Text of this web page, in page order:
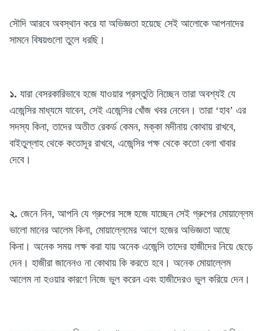
সৌদি আরবে অবস্থান করে যা অভিজ্ঞতা হয়েছে সেই আলোকে আপনাদের
সামনে বিষয়গুলো তুলে ধরছি।
১. যারা বেসরকারিভাবে হজে যাওয়ার প্রস্তুতি নিচ্ছেন তারা অবশ্যই যে
এজেন্সির মাধ্যমে যাবেন, সেই এজেন্সির খোঁজ খবর নেবেন। তারা ‘হাব’ এর
সদস্য কিনা, তাদের অতীত রেকর্ড কেমন, মক্কা মদীনায় কোথায় রাখবে,
বাইতুল্লাহ থেকে কতোদূর রাখবে, এজেন্সির পক্ষ থেকে কতো বেলা খাবার
দেবে।
২. জেনে নিন, আপনি যে গ্রুপের সঙ্গে হজে যাচ্ছেন সেই গ্রুপের মোয়াল্লেম
ভালো মানের আলেম কিনা, মোয়াল্লেমের আগে হজের অভিজ্ঞতা আছে
কিনা। অনেক সময় লক্ষ করা যায় অনেক এজেন্সি তাদের হাজীদের নিয়ে ছেড়ে
দেন। হাজীরা জানেনও না কোথায় কি করতে হবে। অনেক মোয়াল্লেম
আলেম না হওয়ার কারণে নিজে ভুল করেন এবং হাজীদেরও ভুল করিয়ে দেন।